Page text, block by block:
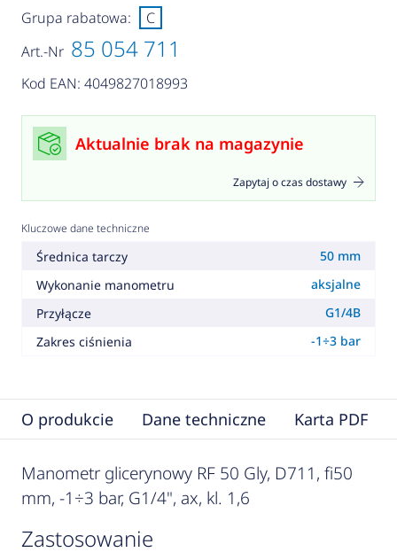
Art.-Nr 85 054 711
Kod EAN: 4049827018993
Grupa rabatowa: C
Aktualnie brak na magazynie
Zapytaj o czas dostawy
Kluczowe dane techniczne
Średnica tarczy
50 mm
Wykonanie manometru
aksjalne
Przyłącze
G1/4B
Zakres ciśnienia
-1÷3 bar
O produkcie Dane techniczne Karta PDF
Manometr glicerynowy RF 50 Gly, D711, fi50
mm, -1÷3 bar, G1/4", ax, kl. 1,6
zastosowanie